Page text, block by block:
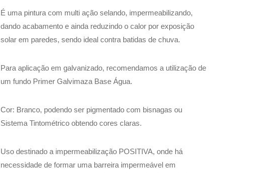
É uma pintura com multi ação selando, impermeabilizando,
dando acabamento e ainda reduzindo o calor por exposição
solar em paredes, sendo ideal contra batidas de chuva.
Para aplicação em galvanizado, recomendamos a utilização de
um fundo Primer Galvimaza Base Água.
Cor: Branco, podendo ser pigmentado com bisnagas ou
Sistema Tintométrico obtendo cores claras.
Uso destinado a impermeabilização POSITIVA, onde há
necessidade de formar uma barreira impermeável em